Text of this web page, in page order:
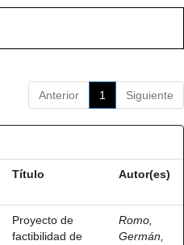
Anterior 1 Siguiente
Título Autor(es)
Proyecto de
factibilidad de
Romo,
Germán,